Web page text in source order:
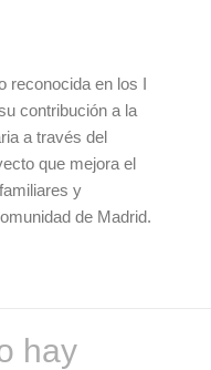
reconocida en los I
contribución a la
a través del
que mejora el
y
de Madrid.
hay